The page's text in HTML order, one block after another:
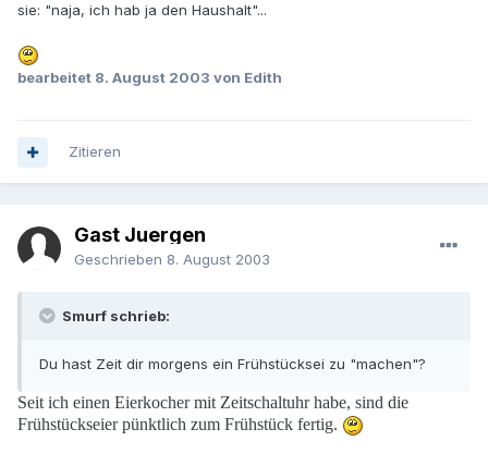
sie: "naja, ich hab ja den Haushalt"...
bearbeitet 8. August 2003 von Edith
Zitieren
Gast Juergen
Geschrieben 8. August 2003
Smurf schrieb:
Du hast Zeit dir morgens ein Frühstücksei zu "machen"?
Seit ich einen Eierkocher mit Zeitschaltuhr habe, sind die
Frühstückseier pünktlich zum Frühstück fertig.